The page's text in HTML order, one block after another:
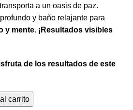
a un oasis de paz.
y baño relajante para
y mente. ¡Resultados visibles
de los resultados de este
carrito